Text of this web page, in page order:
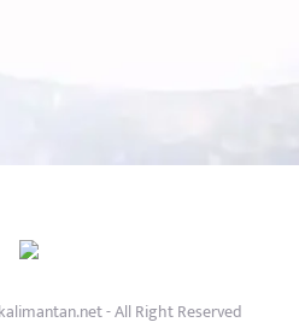
- All Right Reserved